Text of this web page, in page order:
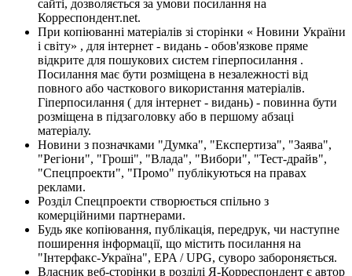
сайті, дозволяється за умови посилання на
Корреспондент.net.
При копіюванні матеріалів зі сторінки « Новини України
і світу» , для інтернет - видань - обов'язкове пряме
відкрите для пошукових систем гіперпосилання .
Посилання має бути розміщена в незалежності від
повного або часткового використання матеріалів.
Гіперпосилання ( для інтернет - видань) - повинна бути
розміщена в підзаголовку або в першому абзаці
матеріалу.
Новини з позначками "Думка", "Експертиза", "Заява",
"Регіони", "Гроші", "Влада", "Вибори", "Тест-драйв",
"Спецпроекти", "Промо" публікуються на правах
реклами.
Розділ Спецпроекти створюється спільно з
комерційними партнерами.
Будь яке копіювання, публікація, передрук, чи наступне
поширення інформації, що містить посилання на
"Інтерфакс-Україна", EPA / UPG, суворо забороняється.
Власник веб-сторінки в розділі Я-Корреспондент є автор